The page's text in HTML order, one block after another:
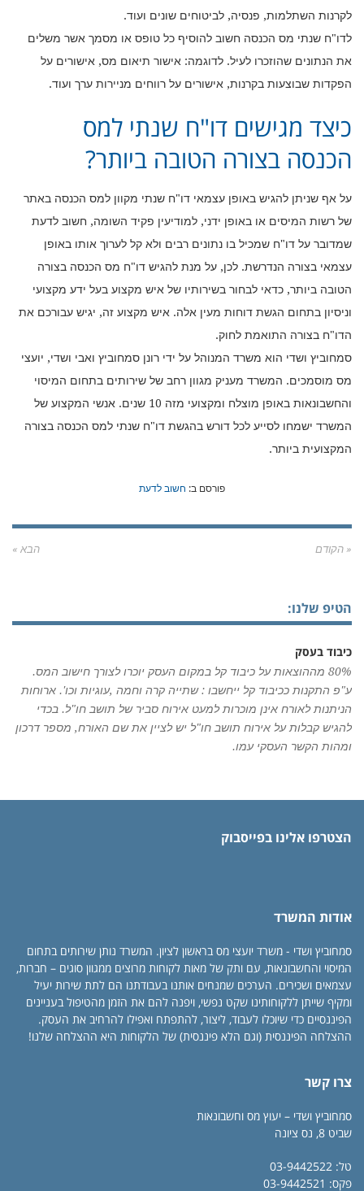
לקרנות השתלמות, פנסיה, לביטוחים שונים ועוד.
לדו"ח שנתי מס הכנסה חשוב להוסיף כל טופס או מסמך אשר משלים
את הנתונים שהוזכרו לעיל. לדוגמה: אישור תיאום מס, אישורים על
הפקדות שבוצעות בקרנות, אישורים על רווחים מניירות ערך ועוד.
כיצד מגישים דו"ח שנתי למס
הכנסה בצורה הטובה ביותר?
על אף שניתן להגיש באופן עצמאי דו"ח שנתי מקוון למס הכנסה באתר
של רשות המיסים או באופן ידני, למודיעין פקיד השומה, חשוב לדעת
שמדובר על דו"ח שמכיל בו נתונים רבים ולא קל לערוך אותו באופן
עצמאי בצורה הנדרשת. לכן, על מנת להגיש דו"ח מס הכנסה בצורה
הטובה ביותר, כדאי לבחור בשירותיו של איש מקצוע בעל ידע מקצועי
וניסיון בתחום הגשת דוחות מעין אלה. איש מקצוע זה, יגיש עבורכם את
הדו"ח בצורה התואמת לחוק.
סמחוביץ ושדי הוא משרד המנוהל על ידי רונן סמחוביץ ואבי ושדי, יועצי
מס מוסמכים. המשרד מעניק מגוון רחב של שירותים בתחום המיסוי
והחשבונאות באופן מוצלח ומקצועי מזה 10 שנים. אנשי המקצוע של
המשרד ישמחו לסייע לכל דורש בהגשת דו"ח שנתי למס הכנסה בצורה
המקצועית ביותר.
פורסם ב: חשוב לדעת
« הקודם הבא »
הטיפ שלנו:
כיבוד בעסק
80% מההוצאות על כיבוד קל במקום העסק יוכרו לצורך חישוב המס.
ע"פ התקנות ככיבוד קל ייחשבו : שתייה קרה וחמה ,עוגיות וכו'. ארוחות
הניתנות לאורח אינן מוכרות למעט אירוח סביר של תושב חו"ל. בכדי
להגיש קבלות על אירוח תושב חו"ל יש לציין את שם האורח, מספר דרכון
ומהות הקשר העסקי עמו.
הצטרפו אלינו בפייסבוק
אודות המשרד
סמחוביץ ושדי - משרד יועצי מס בראשון לציון. המשרד נותן שירותים בתחום
המיסוי והחשבונאות, עם ותק של מאות לקוחות מרוצים ממגוון סוגים – חברות,
עצמאים ושכירים. הערכים שמנחים אותנו בעבודתנו הם לתת שירות יעיל
ומקיף שייתן ללקוחותינו שקט נפשי, ויפנה להם את הזמן מהטיפול בעניינים
הפיננסיים כדי שיוכלו לעבוד, ליצור, להתפתח ואפילו להרחיב את העסק.
ההצלחה הפיננסית (וגם הלא פיננסית) של הלקוחות היא ההצלחה שלנו!
צרו קשר
סמחוביץ ושדי – יעוץ מס וחשבונאות
שביט 8, נס ציונה
טל: 03-9442522
פקס: 03-9442521